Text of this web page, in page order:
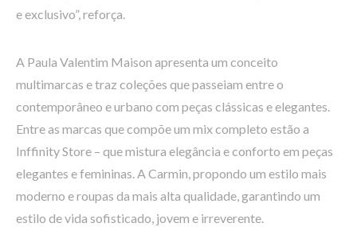
e exclusivo”, reforça.
A Paula Valentim Maison apresenta um conceito
multimarcas e traz coleções que passeiam entre o
contemporâneo e urbano com peças clássicas e elegantes.
Entre as marcas que compõe um mix completo estão a
Inffinity Store – que mistura elegância e conforto em peças
elegantes e femininas. A Carmin, propondo um estilo mais
moderno e roupas da mais alta qualidade, garantindo um
estilo de vida sofisticado, jovem e irreverente.